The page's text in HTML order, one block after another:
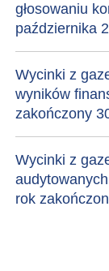
głosowaniu
października
Wycinki z
wyników
zakończony
Wycinki z
rok